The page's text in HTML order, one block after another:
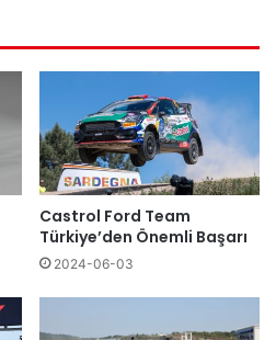
Castrol Ford Team
Türkiye’den Önemli Başarı
2024-06-03